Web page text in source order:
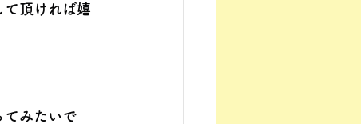
て頂ければ嬉
てみたいで